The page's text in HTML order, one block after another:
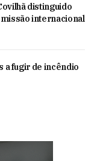
distinguido
internacional
a fugir de incêndio